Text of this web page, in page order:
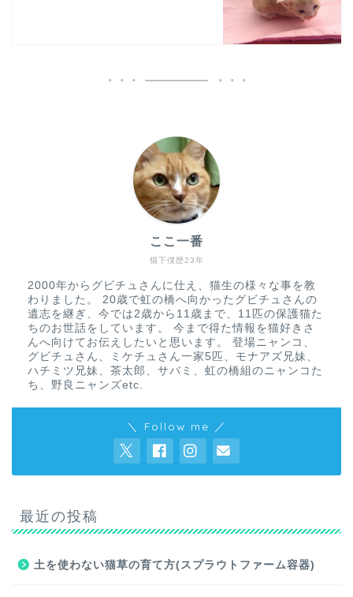
猫下僕歴23年
ここ一番
2000年からグビチュさんに仕え、猫生の様々な事を教
わりました。 20歳で虹の橋へ向かったグビチュさんの
遺志を継ぎ、今では2歳から11歳まで、11匹の保護猫た
ちのお世話をしています。 今まで得た情報を猫好きさ
んへ向けてお伝えしたいと思います。 登場ニャンコ、
グビチュさん、ミケチュさん一家5匹、モナアズ兄妹、
ハチミツ兄妹、茶太郎、サバミ、虹の橋組のニャンコた
ち、野良ニャンズetc.
＼ Follow me ／
最近の投稿
土を使わない猫草の育て方(スプラウトファーム容器)